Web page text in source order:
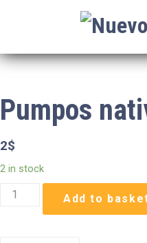
Pumpos
2$
2 in stock
Pumpos
Add to